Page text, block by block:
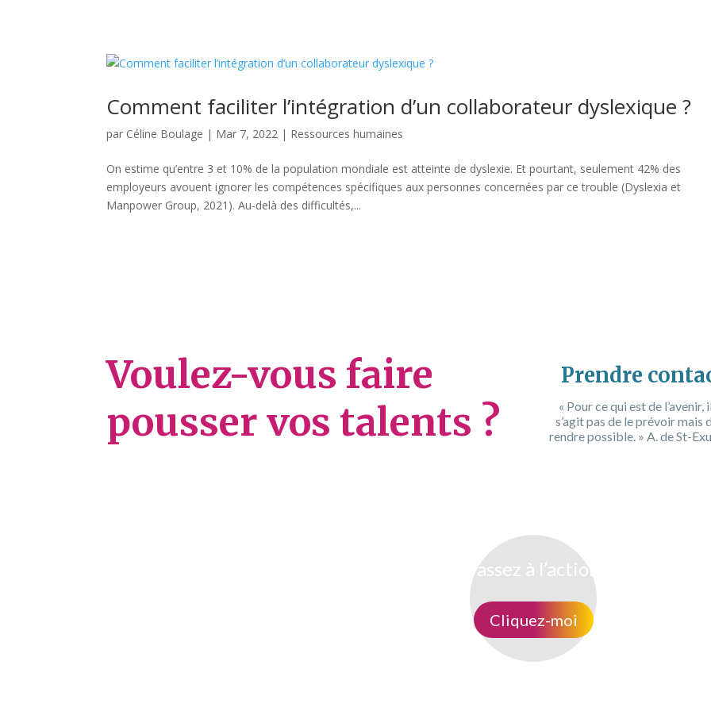
Comment faciliter l’intégration d’un collaborateur dyslexique ?
par Céline Boulage | Mar 7, 2022 | Ressources humaines
On estime qu’entre 3 et 10% de la population mondiale est atteinte de dyslexie. Et pourtant, seulement 42% des
employeurs avouent ignorer les compétences spécifiques aux personnes concernées par ce trouble (Dyslexia et
Manpower Group, 2021). Au-delà des difficultés,...
Voulez-vous faire
pousser vos talents ?
Prendre
« Pour ce qui est de l’avenir,
s’agit pas de le prévoir mais
rendre possible. » A. de St-
Passez à l’action
Cliquez-moi